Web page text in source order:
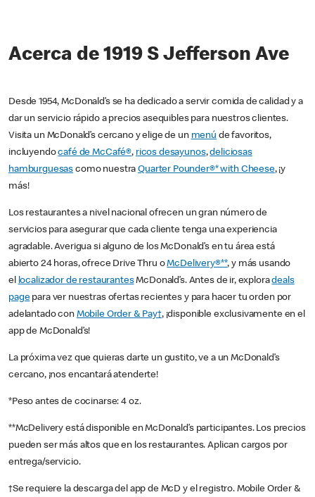
Acerca de 1919 S Jefferson Ave
Desde 1954, McDonald’s se ha dedicado a servir comida de calidad y a
dar un servicio rápido a precios asequibles para nuestros clientes.
Visita un McDonald’s cercano y elige de un menú de favoritos,
incluyendocafé de McCafé®, ricos desayunos,deliciosas
hamburguesas como nuestraQuarter Pounder®* with Cheese, ¡y
más!
Los restaurantes a nivel nacional ofrecen un gran número de
servicios para asegurar que cada cliente tenga una experiencia
agradable. Averigua si alguno de los McDonald’s en tu área está
abierto 24 horas, ofrece Drive Thru oMcDelivery®**, y más usando
el localizador de restaurantesMcDonald’s. Antes de ir, exploradeals
pagepara ver nuestras ofertas recientes y para hacer tu orden por
adelantado con Mobile Order & Pay†, ¡disponible exclusivamente en el
app de McDonald’s!
La próxima vez que quieras darte un gustito, ve a un McDonald’s
cercano, ¡nos encantará atenderte!
*Peso antes de cocinarse: 4 oz.
**McDelivery está disponible en McDonald’s participantes. Los precios
pueden ser más altos que en los restaurantes. Aplican cargos por
entrega/servicio.
†Se requiere la descarga del app de McD y el registro. Mobile Order &